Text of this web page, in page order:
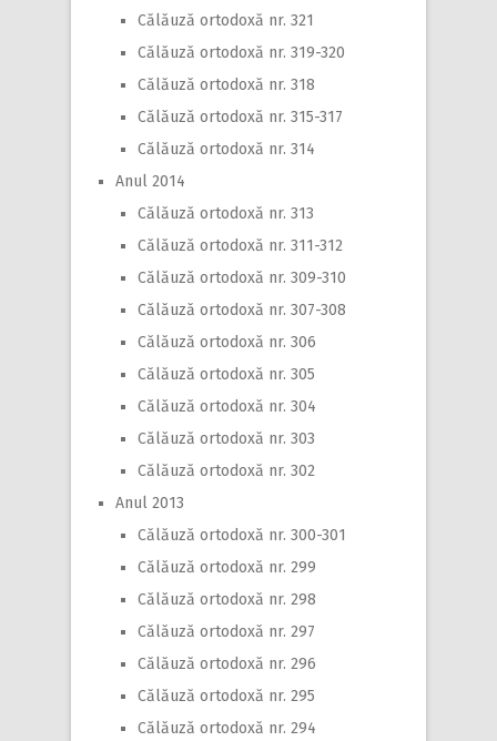
Călăuză ortodoxă nr. 321
Călăuză ortodoxă nr. 319-320
Călăuză ortodoxă nr. 318
Călăuză ortodoxă nr. 315-317
Călăuză ortodoxă nr. 314
Anul 2014
Călăuză ortodoxă nr. 313
Călăuză ortodoxă nr. 311-312
Călăuză ortodoxă nr. 309-310
Călăuză ortodoxă nr. 307-308
Călăuză ortodoxă nr. 306
Călăuză ortodoxă nr. 305
Călăuză ortodoxă nr. 304
Călăuză ortodoxă nr. 303
Călăuză ortodoxă nr. 302
Anul 2013
Călăuză ortodoxă nr. 300-301
Călăuză ortodoxă nr. 299
Călăuză ortodoxă nr. 298
Călăuză ortodoxă nr. 297
Călăuză ortodoxă nr. 296
Călăuză ortodoxă nr. 295
Călăuză ortodoxă nr. 294